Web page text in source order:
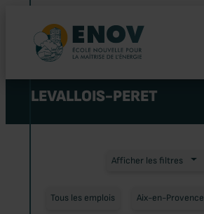
contenu
LEVALLOIS-PERET
Afficher les filtres
Tous les emplois Aix-en-Provence